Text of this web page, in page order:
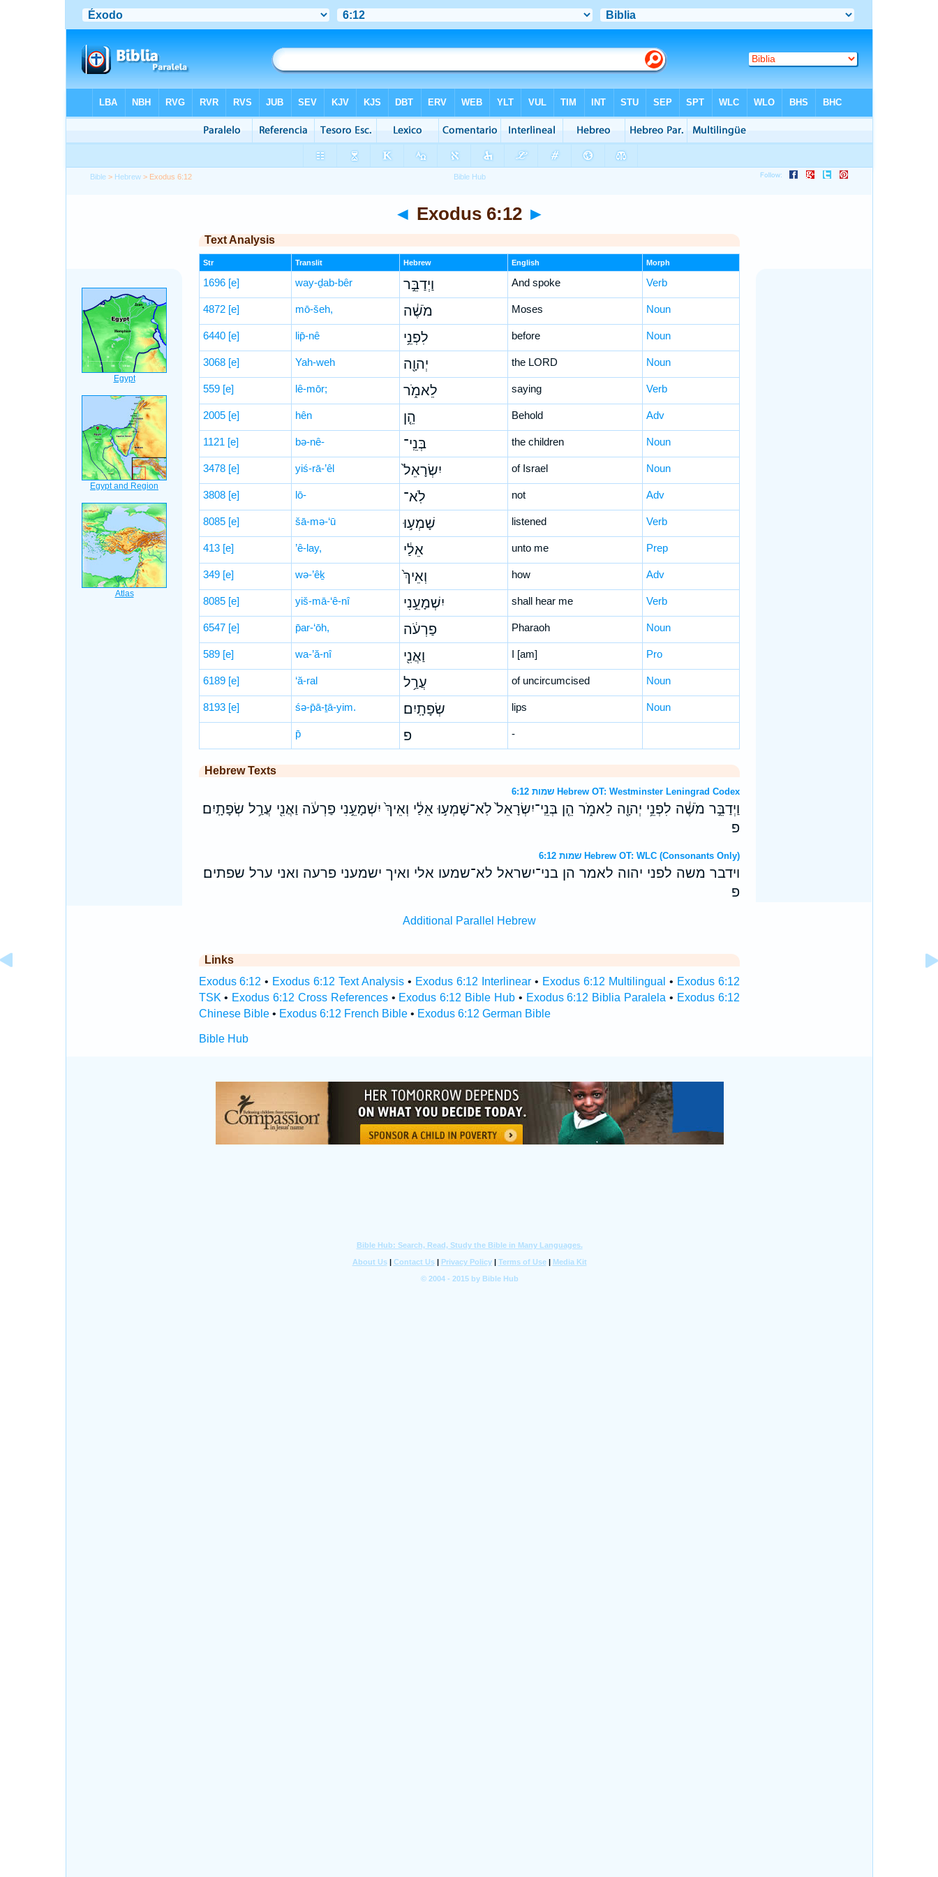
Bible > Hebrew > Exodus 6:12
◄ Exodus 6:12 ►
Text Analysis
Str Translit Hebrew English Morph
1696 [e] way-ḏab-bêr וַיְדַבֵּ֣ר And spoke Verb
4872 [e] mō-šeh, מֹשֶׁ֔ה Moses Noun
6440 [e] lip̄-nê לִפְנֵ֥י before Noun
3068 [e] Yah-weh יְהוָ֖ה the LORD Noun
559 [e] lê-mōr; לֵאמֹ֑ר saying Verb
2005 [e] hên הֵ֤ן Behold Adv
1121 [e] bə-nê- בְּנֵֽי־ the children Noun
3478 [e] yiś-rā-’êl יִשְׂרָאֵל֙ of Israel Noun
3808 [e] lō- לֹֽא־ not Adv
8085 [e] šā-mə-‘ū שָׁמְע֣וּ listened Verb
413 [e] ’ê-lay, אֵלַ֔י unto me Prep
349 [e] wə-’êḵ וְאֵיךְ֙ how Adv
8085 [e] yiš-mā-‘ê-nî יִשְׁמָעֵ֣נִי shall hear me Verb
6547 [e] p̄ar-‘ōh, פַרְעֹ֔ה Pharaoh Noun
589 [e] wa-’ă-nî וַאֲנִ֖י I [am] Pro
6189 [e] ‘ă-ral עֲרַ֥ל of uncircumcised Noun
8193 [e] śə-p̄ā-ṯā-yim. שְׂפָתָֽיִם׃ lips Noun
p̄ פ -
Hebrew Texts
שמות 6:12 Hebrew OT: Westminster Leningrad Codex
וַיְדַבֵּ֣ר מֹשֶׁ֔ה לִפְנֵ֥י יְהוָ֖ה לֵאמֹ֑ר הֵ֤ן בְּנֵֽי־יִשְׂרָאֵל֙ לֹֽא־שָׁמְע֣וּ אֵלַ֔י וְאֵיךְ֙ יִשְׁמָעֵ֣נִי פַרְעֹ֔ה וַאֲנִ֖י עֲרַ֥ל שְׂפָתָֽיִם׃
פ
שמות 6:12 Hebrew OT: WLC (Consonants Only)
וידבר משה לפני יהוה לאמר הן בני־ישראל לא־שמעו אלי ואיך ישמעני פרעה ואני ערל שפתים׃
פ
Additional Parallel Hebrew
Links
Exodus 6:12 • Exodus 6:12 Text Analysis • Exodus 6:12 Interlinear• Exodus 6:12 Multilingual • Exodus 6:12
TSK • Exodus 6:12 Cross References• Exodus 6:12 Bible Hub• Exodus 6:12 Biblia Paralela • Exodus 6:12
Chinese Bible• Exodus 6:12 French Bible• Exodus 6:12 German Bible
Bible Hub